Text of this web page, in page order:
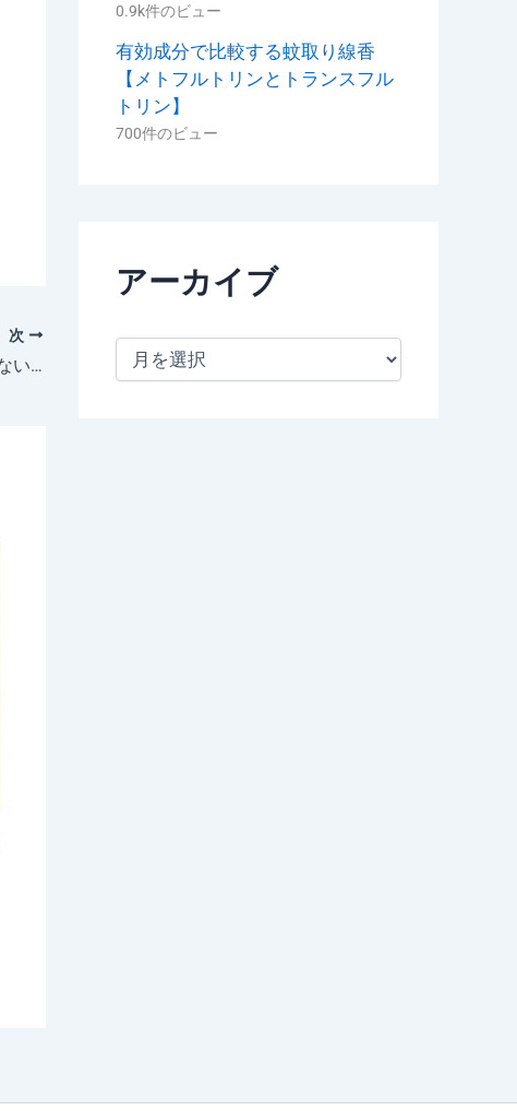
次
【令和の米騒動】石破総理はなぜ動けない？ / マスコミはなぜ静かなの？の秘密
0.9k件のビュー
有効成分で比較する蚊取り線香
【メトフルトリンとトランスフル
トリン】
700件のビュー
アーカイブ